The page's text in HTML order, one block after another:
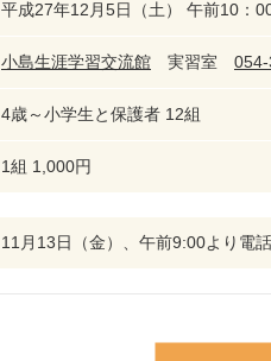
平成27年12月5日（土） 午前10：
小島生涯学習交流館 実習室
4歳～小学生と保護者 12組
1組 1,000円
11月13日（金）、午前9:00より電